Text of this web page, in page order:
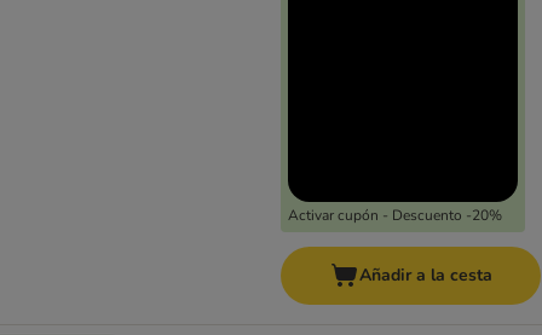
Activar cupón - Descuento -20%
Añadir a la cesta